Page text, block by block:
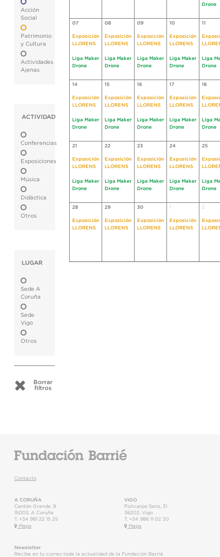
Acción
Social
Patrimonio
y Cultura
Actividades
Ajenas
ACTIVIDAD
Conferencias
Exposiciones
Música
Didáctica
Otros
LUGAR
Sede A
Coruña
Sede
Vigo
Otros
Borrar
filtros
Drone
07
Exposición
LLORENS
Liga Maker
Drone
08
Exposición
LLORENS
Liga Maker
Drone
09
Exposición
LLORENS
Liga Maker
Drone
10
Exposición
LLORENS
Liga Maker
Drone
11
Liga
Drone
14
Exposición
LLORENS
Liga Maker
Drone
15
Exposición
LLORENS
Liga Maker
Drone
16
Exposición
LLORENS
Liga Maker
Drone
17
Exposición
LLORENS
Liga Maker
Drone
18
Liga
Drone
21
Exposición
LLORENS
Liga Maker
Drone
22
Exposición
LLORENS
Liga Maker
Drone
23
Exposición
LLORENS
Liga Maker
Drone
24
Exposición
LLORENS
Liga Maker
Drone
25
Liga
Drone
28
Exposición
LLORENS
29
Exposición
LLORENS
30
Exposición
LLORENS
Exposición
LLORENS
2
Contacto
A CORUÑA
Cantón Grande, 9
15003
A Coruña
T. +34 981 22 15 25
Mapa
VIGO
Policarpo Sanz, 31
36202 Vigo
T. +34 986 11 02 20
Mapa
Newsletter
Recibe en tu correo toda la actualidad de la Fundación Barrié